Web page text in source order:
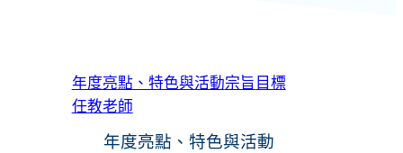
科目
跨學科課程 (LAC)
年度亮點、特色與活動宗旨 目標
任教老師
年度亮點、特色與活動